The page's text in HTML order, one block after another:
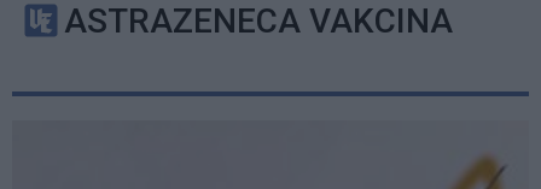
ASTRAZENECA VAKCINA